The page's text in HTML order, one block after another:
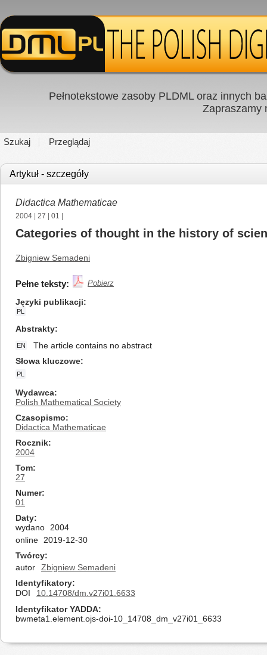
Pełnotekstowe zasoby PLDML oraz innych
Zapraszamy
Szukaj Przeglądaj
Artykuł - szczegóły
Didactica Mathematicae
2004 27 01
Categories of thought in the history of
Zbigniew Semadeni
Pełne teksty: Pobierz
Języki publikacji
PL
Abstrakty
EN
The article contains no abstract
Słowa kluczowe
PL
Wydawca
Polish Mathematical Society
Czasopismo
Didactica Mathematicae
Rocznik
2004
Tom
27
Numer
01
Daty
wydano
2004
online
2019-12-30
Twórcy
autor
Zbigniew Semadeni
Identyfikatory
DOI
10.14708/dm.v27i01.6633
Identyfikator YADDA
bwmeta1.element.ojs-doi-10_14708_dm_v27i01_6633